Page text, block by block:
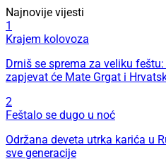
Najnovije vijesti
1
Krajem kolovoza
Drniš se sprema za veliku
zapjevat će Mate Grgat i
2
Feštalo se dugo u noć
Održana deveta utrka karića u
sve generacije